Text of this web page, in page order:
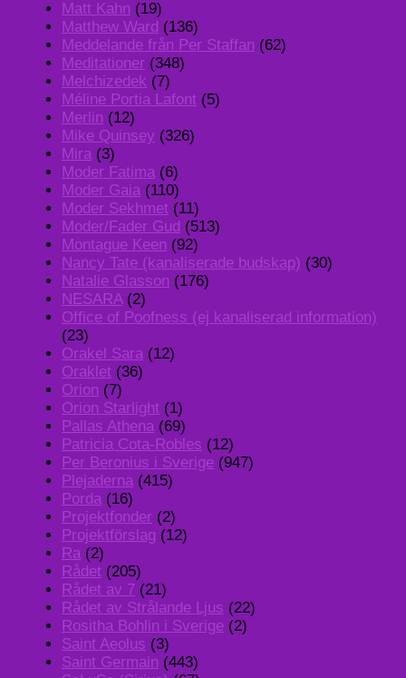
Matt Kahn (19)
Matthew Ward (136)
Meddelande från Per Staffan (62)
Meditationer (348)
Melchizedek (7)
Méline Portia Lafont (5)
Merlin (12)
Mike Quinsey (326)
Mira (3)
Moder Fatima (6)
Moder Gaia (110)
Moder Sekhmet (11)
Moder/Fader Gud (513)
Montague Keen (92)
Nancy Tate (kanaliserade budskap) (30)
Natalie Glasson (176)
NESARA(2)
Office of Poofness (ej kanaliserad information)
(23)
Orakel Sara (12)
Oraklet (36)
Orion (7)
Orion Starlight (1)
Pallas Athena (69)
Patricia Cota-Robles (12)
Per Beronius i Sverige (947)
Plejaderna (415)
Porda (16)
Projektfonder (2)
Projektförslag (12)
Ra (2)
Rådet (205)
Rådet av 7 (21)
Rådet av Strålande Ljus (22)
Rositha Bohlin i Sverige (2)
Saint Aeolus (3)
Saint Germain (443)